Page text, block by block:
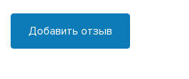
Добавить отзыв